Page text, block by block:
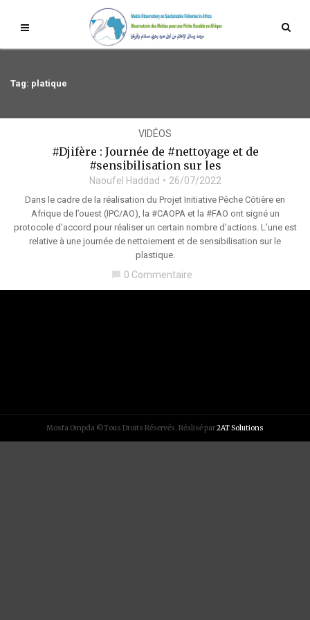
Tag: platique
VIDÉOS
#Djifère : Journée de #nettoyage et de
#sensibilisation sur les
Naoufel Haddad 26/07/2022
Dans le cadre de la réalisation du Projet Initiative Pêche Côtière en
Afrique de l’ouest (IPC/AO), la #CAOPA et la #FAO ont signé un
protocole d’accord pour réaliser un certain nombre d’actions. L’une est
relative à une journée de nettoiement et de sensibilisation sur le
plastique.
chat_bubble 0 Commentaire
Mosfa Ompda ©Tous Droits Réservés. Réalisé par2AT Solutions